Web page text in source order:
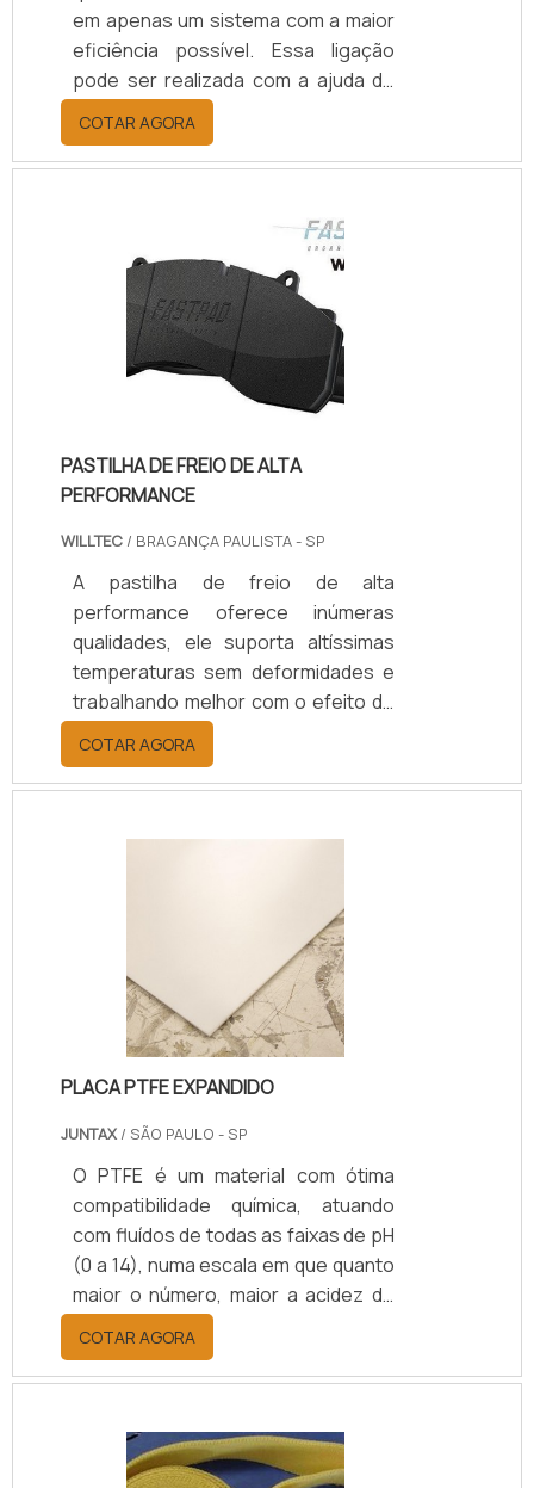
em apenas um sistema com a maior
eficiência possível. Essa ligação
pode ser realizada com a ajuda de
parafusos que são responsáveis
por manter a junção de forma firme
e segura.O material que é utilizado
Nesse caso, ele é inoxidável, ou
seja, não sofre com a corrosão e
também se destaca por oferecer
uma ótima resistência a
temperaturas, choques mecânicos
e contato com elementos químicos.
COTAR AGORA
PASTILHA DE FREIO DE ALTA
PERFORMANCE
WILLTEC / BRAGANÇA PAULISTA - SP
A pastilha de freio de alta
performance oferece inúmeras
qualidades, ele suporta altíssimas
temperaturas sem deformidades e
trabalhando melhor com o efeito de
fading, que é a perda de eficiência
do freio quando utilizado por um
tempo prolongado. É importante
geralmente produzidas em material
cerâmico de alta
qualidade.Propriedade do
equipamento Sua modernidade
permite eficiência quase total; Não
COTAR AGORA
PLACA PTFE EXPANDIDO
JUNTAX / SÃO PAULO - SP
O PTFE é um material com ótima
compatibilidade química, atuando
com fluídos de todas as faixas de pH
(0 a 14), numa escala em que quanto
maior o número, maior a acidez do
líquido.A placa PTFE expandido é um
produto indicado para vedações
severas, mesmo em sistemas com
com superfícies variadas – peças
com fissuras e furos, por exemplo.
COTAR AGORA